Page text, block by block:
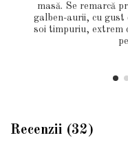
masă. Se remarcă
galben-aurii, cu gust
soi timpuriu, extrem
Recenzii (32)